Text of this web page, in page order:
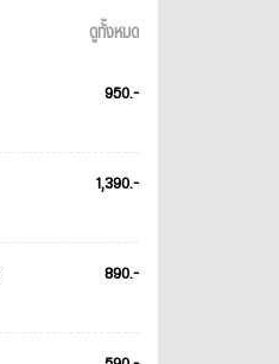
ดูทั้งหมด
950.-
1,390.-
890.-